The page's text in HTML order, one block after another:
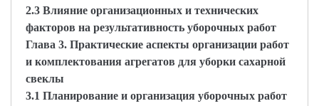
2.3 Влияние организационных и технических
факторов на результативность уборочных работ
Глава 3. Практические аспекты организации работ
и комплектования агрегатов для уборки сахарной
свеклы
3.1 Планирование и организация уборочных работ